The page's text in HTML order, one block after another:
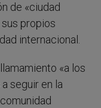
de «ciudad
propios
internacional.
«a los
seguir en la